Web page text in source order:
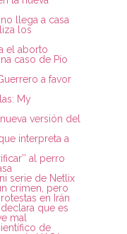
llega a casa
los
el aborto
caso de Pío
a favor
My
versión del
interpreta a
al perro
serie de Netlix
crimen, pero
en Irán
que es
mal
de